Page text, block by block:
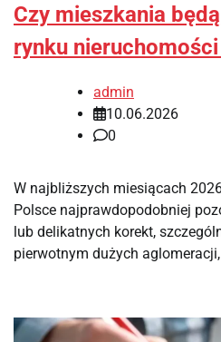
Czy mieszkania
rynku
admin
10.06.2026
0
W najbliższych miesiącach
Polsce najprawdopodobniej
lub delikatnych korekt,
pierwotnym dużych